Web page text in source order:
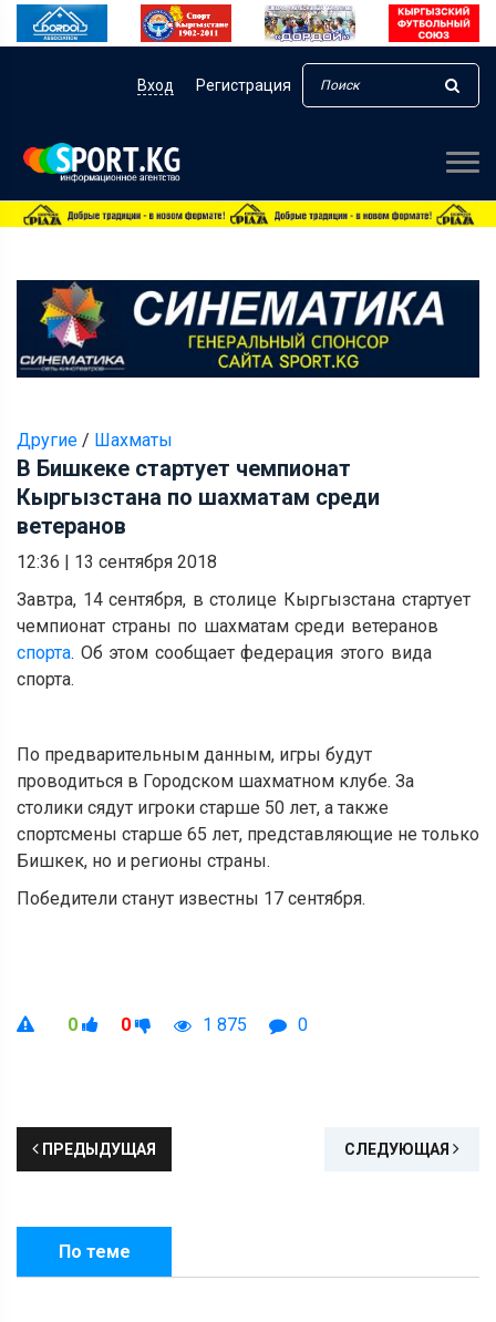
Вход Регистрация
Другие / Шахматы
В Бишкеке стартует чемпионат
Кыргызстана по шахматам среди
ветеранов
12:36 | 13 сентября 2018
Завтра, 14 сентября, в столице Кыргызстана стартует
чемпионат страны по шахматам среди ветеранов
спорта. Об этом сообщает федерация этого вида
спорта.
По предварительным данным, игры будут
проводиться в Городском шахматном клубе. За
столики сядут игроки старше 50 лет, а также
спортсмены старше 65 лет, представляющие не только
Бишкек, но и регионы страны.
Победители станут известны 17 сентября.
0 0 1 875 0
ПРЕДЫДУЩАЯ СЛЕДУЮЩАЯ
По теме